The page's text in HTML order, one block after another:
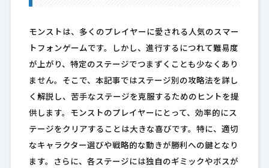
モンストは、多くのプレイヤーに愛される人気のスマー
トフォンゲームです。しかし、進行するにつれて難易度
が上がり、特定のステージでつまずくことも少なくあり
ません。そこで、本記事ではステージ別の攻略法を詳し
く解説し、苦手なステージを克服するためのヒントを提
供します。モンストのプレイヤーにとって、効率的にス
テージをクリアすることは大きな喜びです。特に、適切
なキャラクター選びや戦略的な動きが勝利への鍵となり
ます。さらに、各ステージには独自のギミックやボスが